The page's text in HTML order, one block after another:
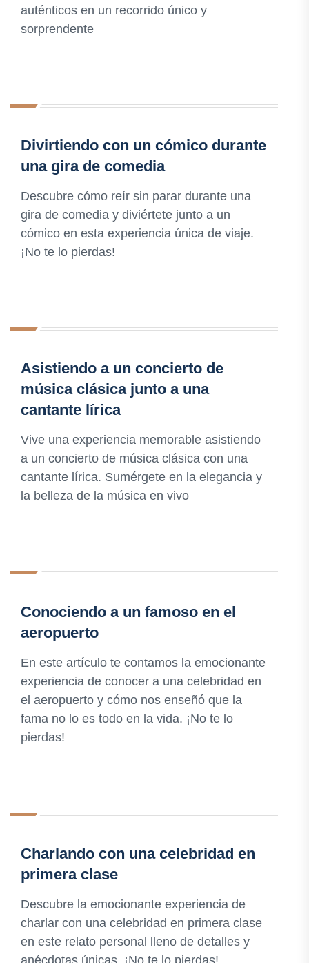
auténticos en un recorrido único y
sorprendente
Divirtiendo con un cómico durante
una gira de comedia
Descubre cómo reír sin parar durante una
gira de comedia y diviértete junto a un
cómico en esta experiencia única de viaje.
¡No te lo pierdas!
Asistiendo a un concierto de
música clásica junto a una
cantante lírica
Vive una experiencia memorable asistiendo
a un concierto de música clásica con una
cantante lírica. Sumérgete en la elegancia y
la belleza de la música en vivo
Conociendo a un famoso en el
aeropuerto
En este artículo te contamos la emocionante
experiencia de conocer a una celebridad en
el aeropuerto y cómo nos enseñó que la
fama no lo es todo en la vida. ¡No te lo
pierdas!
Charlando con una celebridad en
primera clase
Descubre la emocionante experiencia de
charlar con una celebridad en primera clase
en este relato personal lleno de detalles y